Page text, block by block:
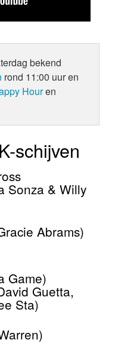
bekend
rond 11:00 uur en
Houren
schijven
Sonza & Willy
Abrams)
Game)
Guetta,
Sta)